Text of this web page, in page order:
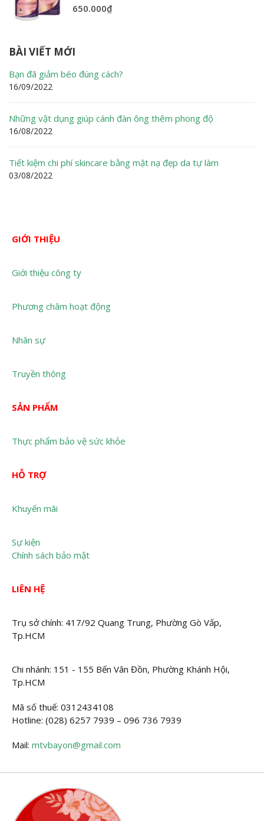
650.000₫
BÀI VIẾT MỚI
Bạn đã giảm béo đúng cách?
16/09/2022
Những vật dụng giúp cánh đàn ông thêm phong độ
16/08/2022
Tiết kiệm chi phí skincare bằng mặt nạ đẹp da tự làm
03/08/2022
GIỚI THIỆU
Giới thiệu công ty
Phương châm hoạt động
Nhân sự
Truyền thông
SẢN PHẨM
Thực phẩm bảo vệ sức khỏe
HỖ TRỢ
Khuyến mãi
Sự kiện
Chính sách bảo mật
LIÊN HỆ
Trụ sở chính: 417/92 Quang Trung, Phường Gò Vấp,
Tp.HCM
Chi nhánh: 151 - 155 Bến Vân Đồn, Phường Khánh Hội,
Tp.HCM
Mã số thuế: 0312434108
Hotline: (028) 6257 7939 – 096 736 7939
Mail: mtvbayon@gmail.com